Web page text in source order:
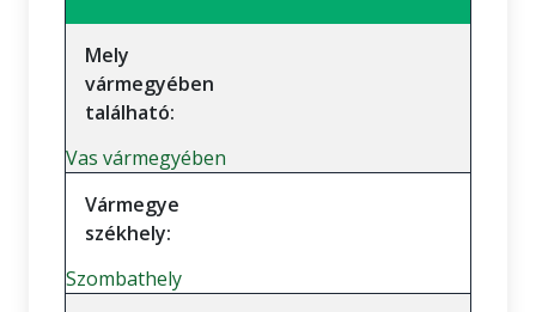
Mely
vármegyében
található:
Vas vármegyében
Vármegye
székhely:
Szombathely